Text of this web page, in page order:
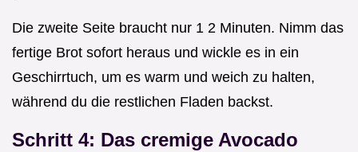
Die zweite Seite braucht nur 1 2 Minuten. Nimm das
fertige Brot sofort heraus und wickle es in ein
Geschirrtuch, um es warm und weich zu halten,
während du die restlichen Fladen backst.
Schritt 4: Das cremige Avocado